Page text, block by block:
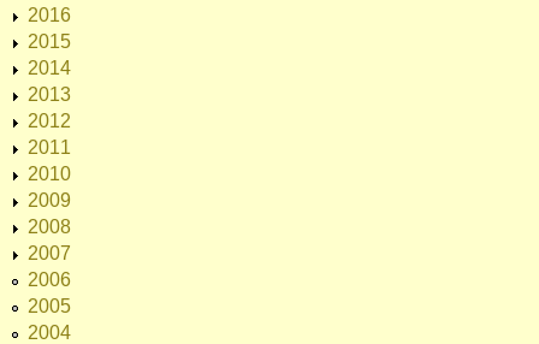
2016
2015
2014
2013
2012
2011
2010
2009
2008
2007
2006
2005
2004